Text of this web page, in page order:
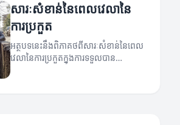
សារៈសំខាន់​នៃ​ពេលវេលានៃ​
ការប្រកួត
អត្ថបទនេះនឹងពិភាគថពីសារៈសំខាន់នៃពេល
វេលានៃការប្រកួតក្នុងការទទួលបាន
ជោគជ័យ។